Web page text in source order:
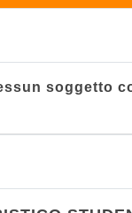
43, Noci
9, Castellana
soggetto